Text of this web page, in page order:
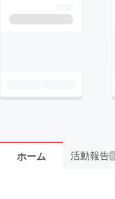
ホーム 活動報告5